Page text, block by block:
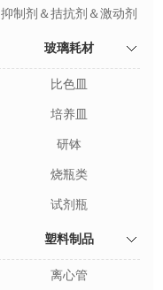
抑制剂＆拮抗剂＆激动剂
玻璃耗材
比色皿
培养皿
研钵
烧瓶类
试剂瓶
塑料制品
离心管